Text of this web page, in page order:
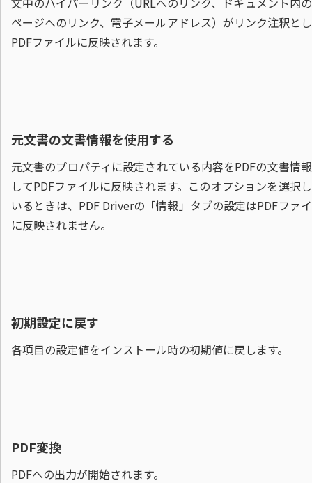
ページへのリンク、電子メールアドレス）がリンク注釈と
PDFファイルに反映されます。
元文書の文書情報を使用する
元文書のプロパティに設定されている内容をPDFの文書情
してPDFファイルに反映されます。このオプションを選択
いるときは、PDF Driverの「情報」タブの設定はPDFファ
に反映されません。
初期設定に戻す
各項目の設定値をインストール時の初期値に戻します。
PDF変換
PDFへの出力が開始されます。